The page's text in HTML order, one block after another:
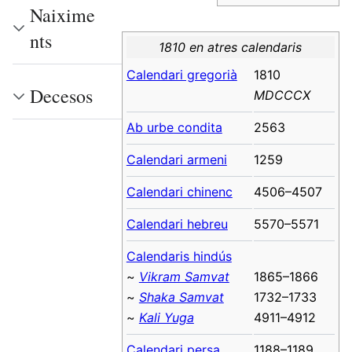
1810 en atres calendaris
Calendari gregorià
1810
MDCCCX
Ab urbe condita 2563
Calendari armeni 1259
Calendari chinenc 4506–4507
Calendari hebreu 5570–5571
Calendaris hindús
~ Vikram Samvat
~ Shaka Samvat
~ Kali Yuga
1865–1866
1732–1733
4911–4912
Naixime
nts
Decesos